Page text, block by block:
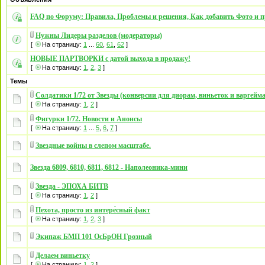
FAQ по Форуму: Правила, Проблемы и решения, Как добавить Фото и
Нужны Лидеры разделов (модераторы)
[ На страницу: 1 60 61 62 ]
НОВЫЕ ПАРТВОРКИ с датой выхода в продажу!
[ На страницу: 1 2 3 ]
Темы
Солдатики 1/72 от Звезды (конверсии для диорам, виньеток и
[ На страницу: 1 2 ]
Фигурки 1/72. Новости и Анонсы
[ На страницу: 1 5 6 7 ]
Звездные войны в слепом масштабе.
Звезда 6809, 6810, 6811, 6812 - Наполеоника-мини
Звезда - ЭПОХА БИТВ
[ На страницу: 1 2 ]
Пехота, просто из интере́сный факт
[ На страницу: 1 2 3 ]
Экипаж БМП 101 ОсБрОН Грозный
Делаем виньетку